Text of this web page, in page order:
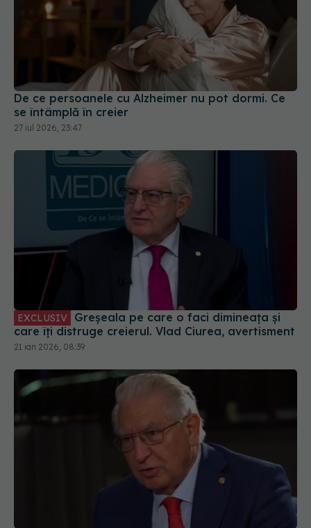
De ce persoanele cu Alzheimer nu pot dormi. Ce
se întâmplă în creier
27 iul 2026, 23:47
EXCLUSIV
care îți distruge creierul. Vlad Ciurea, avertisment
21 ian 2026, 08:39